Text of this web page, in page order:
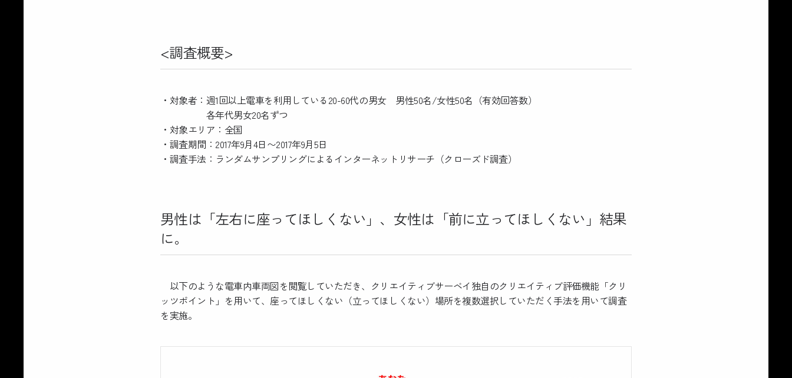
<調査概要>
・対象者：週1回以上電車を利用している20-60代の男女 男性50名/女性50名（有効回答数）
各年代男女20名ずつ
・対象エリア：全国
・調査期間：2017年9月4日〜2017年9月5日
・調査手法：ランダムサンプリングによるインターネットリサーチ（クローズド調査）
男性は「左右に座ってほしくない」、女性は「前に立ってほしくない」結果
に。
以下のような電車内車両図を閲覧していただき、クリエイティブサーベイ独自のクリエイティブ評価機能「クリ
ッツポイント」を用いて、座ってほしくない（立ってほしくない）場所を複数選択していただく手法を用いて調査
を実施。